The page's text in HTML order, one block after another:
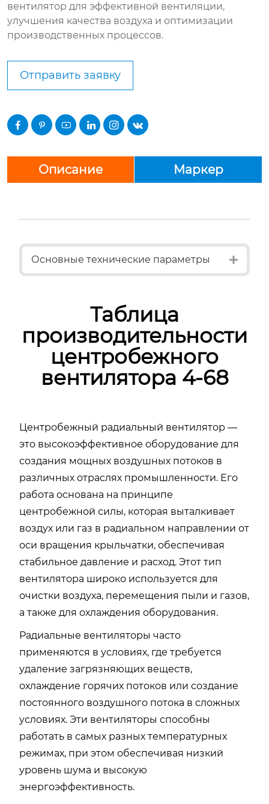
вентилятор для эффективной вентиляции,
улучшения качества воздуха и оптимизации
производственных процессов.
Отправить заявку
     
Описание Маркер
Основные технические параметры
Таблица
производительности
центробежного
вентилятора 4-68
Центробежный радиальный вентилятор —
это высокоэффективное оборудование для
создания мощных воздушных потоков в
различных отраслях промышленности. Его
работа основана на принципе
центробежной силы, которая выталкивает
воздух или газ в радиальном направлении от
оси вращения крыльчатки, обеспечивая
стабильное давление и расход. Этот тип
вентилятора широко используется для
очистки воздуха, перемещения пыли и газов,
а также для охлаждения оборудования.
Радиальные вентиляторы часто
применяются в условиях, где требуется
удаление загрязняющих веществ,
охлаждение горячих потоков или создание
постоянного воздушного потока в сложных
условиях. Эти вентиляторы способны
работать в самых разных температурных
режимах, при этом обеспечивая низкий
уровень шума и высокую
энергоэффективность.